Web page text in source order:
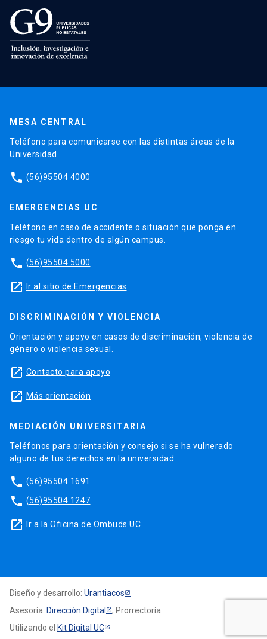
MESA CENTRAL
Teléfono para comunicarse con las distintas áreas de la
Universidad.
phone (56)95504 4000
EMERGENCIAS UC
Teléfono en caso de accidente o situación que ponga en
riesgo tu vida dentro de algún campus.
phone (56)95504 5000
launch Ir al sitio de Emergencias
DISCRIMINACIÓN Y VIOLENCIA
Orientación y apoyo en casos de discriminación, violencia de
género o violencia sexual.
launch Contacto para apoyo
launch Más orientación
MEDIACIÓN UNIVERSITARIA
Teléfonos para orientación y consejo si se ha vulnerado
alguno de tus derechos en la universidad.
phone (56)95504 1691
phone (56)95504 1247
launch Ir a la Oficina de Ombuds UC
Diseño y desarrollo: Urantiacos
Asesoría: Dirección Digital
, Prorrectoría
Utilizando el Kit Digital UC